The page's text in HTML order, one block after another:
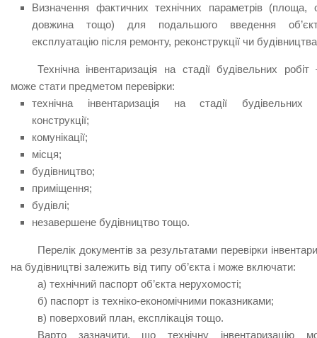
Визначення фактичних технічних параметрів (площа,
довжина тощо) для подальшого введення
експлуатацію після ремонту, реконструкції чи
Технічна інвентаризація на стадії будівельних
може стати предметом перевірки:
технічна інвентаризація на стадії будівельних
конструкції;
комунікації;
місця;
будівництво;
приміщення;
будівлі;
незавершене будівництво тощо.
Перелік документів за результатами перевірки
на будівництві залежить від типу об’єкта і може включати:
а) технічний паспорт об’єкта нерухомості;
б) паспорт із техніко-економічними показниками;
в) поверховий план, експлікація тощо.
Варто зазначити, що технічну інвентаризацію